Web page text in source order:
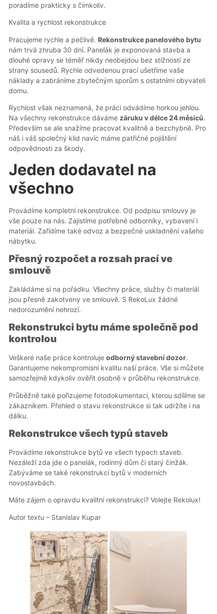
poradíme prakticky s čímkoliv.
Kvalita a rychlost rekonstrukce
Pracujeme rychle a pečlivě. Rekonstrukce panelového bytu
nám trvá zhruba 30 dní. Panelák je exponovaná stavba a
dlouhé opravy se téměř nikdy neobejdou bez stížností ze
strany sousedů. Rychle odvedenou prací ušetříme vaše
náklady a zabráníme zbytečným sporům s ostatními obyvateli
domu.
Rychlost však neznamená, že práci odvádíme horkou jehlou.
Na všechny rekonstrukce dáváme záruku v délce 24 měsíců.
Především se ale snažíme pracovat kvalitně a bezchybně. Pro
náš i váš společný klid navíc máme patřičné pojištění
odpovědnosti za škody.
Jeden dodavatel na
všechno
Provádíme kompletní rekonstrukce. Od podpisu smlouvy je
vše pouze na nás. Zajistíme potřebné odborníky, vybavení i
materiál. Zařídíme také odvoz a bezpečné uskladnění vašeho
nábytku.
Přesný rozpočet a rozsah prací ve
smlouvě
Zakládáme si na pořádku. Všechny práce, služby či materiál
jsou přesně zakotveny ve smlouvě. S RekoLux žádné
nedorozumění nehrozí.
Rekonstrukci bytu máme společně pod
kontrolou
Veškeré naše práce kontroluje odborný stavební dozor.
Garantujeme nekompromisní kvalitu naší práce. Vše si můžete
samozřejmě kdykoliv ověřit osobně v průběhu rekonstrukce.
Průběžně také pořizujeme fotodokumentaci, kterou sdílíme se
zákazníkem. Přehled o stavu rekonstrukce si tak udržíte i na
dálku.
Rekonstrukce všech typů staveb
Provádíme rekonstrukce bytů ve všech typech staveb.
Nezáleží zda jde o panelák, rodinný dům či starý činžák.
Zabýváme se také rekonstrukcí bytů v moderních
novostavbách.
Máte zájem o opravdu kvalitní rekonstrukci? Volejte Rekolux!
Autor textu – Stanislav Kupar